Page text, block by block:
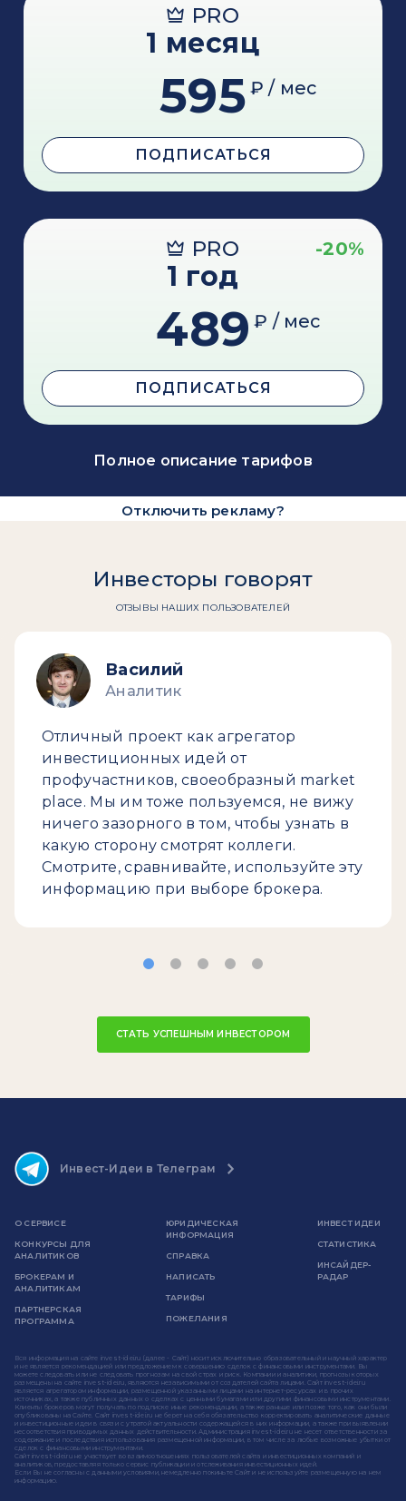
PRO
1 месяц
595 ₽ / мес
ПОДПИСАТЬСЯ
PRO -20%
1 год
489 ₽ / мес
ПОДПИСАТЬСЯ
Полное описание тарифов
Отключить рекламу?
Инвесторы говорят
ОТЗЫВЫ НАШИХ ПОЛЬЗОВАТЕЛЕЙ
Василий
Аналитик
Отличный проект как агрегатор
инвестиционных идей от
профучастников, своеобразный market
place. Мы им тоже пользуемся, не вижу
ничего зазорного в том, чтобы узнать в
какую сторону смотрят коллеги.
Смотрите, сравнивайте, используйте эту
информацию при выборе брокера.
СТАТЬ УСПЕШНЫМ ИНВЕСТОРОМ
Инвест-Идеи в Телеграм
О СЕРВИСЕ
КОНКУРСЫ ДЛЯ
АНАЛИТИКОВ
БРОКЕРАМ И
АНАЛИТИКАМ
ПАРТНЕРСКАЯ
ПРОГРАММА
ЮРИДИЧЕСКАЯ
ИНФОРМАЦИЯ
СПРАВКА
НАПИСАТЬ
ТАРИФЫ
ПОЖЕЛАНИЯ
ИНВЕСТ ИДЕИ
СТАТИСТИКА
ИНСАЙДЕР-
РАДАР
Вся информация на сайте invest-idei.ru (далее - Сайт) носит исключительно образовательный и научный характер
и не является рекомендацией или предложением к совершению сделок с финансовыми инструментами. Вы
можете следовать или не следовать прогнозам на свой страх и риск. Компании и аналитики, прогнозы которых
размещены на сайте invest-idei.ru, являются независимыми от создателей сайта лицами. Сайт invest-idei.ru
является агрегатором информации, размещенной указанными лицами на интернет-ресурсах и в прочих
источниках, а также публичных данных о сделках с ценными бумагами или другими финансовыми инструментами.
Клиенты брокеров могут получать по подписке иные рекомендации, а также раньше или позже того, как они были
опубликованы на Сайте. Сайт invest-idei.ru не берет на себя обязательство корректировать аналитические данные
и инвестиционные идеи в связи с утратой актуальности содержащейся в них информации, а также при выявлении
несоответствия приводимых данных действительности. Администрация invest-idei.ru не несет ответственности за
содержание и последствия использования размещенной информации, в том числе за любые возможные убытки от
сделок с финансовыми инструментами.
Сайт invest-idei.ru не участвует во взаимоотношениях пользователей сайта и инвестиционных компаний и
аналитиков, предоставляя только сервис публикации и отслеживания инвестиционных идей.
Если Вы не согласны с данными условиями, немедленно покиньте Сайт и не используйте размещенную на нем
информацию.